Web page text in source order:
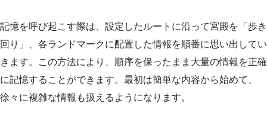
記憶を呼び起こす際は、設定したルートに沿って宮殿を「歩き
回り」、各ランドマークに配置した情報を順番に思い出してい
きます。この方法により、順序を保ったまま大量の情報を正確
に記憶することができます。最初は簡単な内容から始めて、
徐々に複雑な情報も扱えるようになります。